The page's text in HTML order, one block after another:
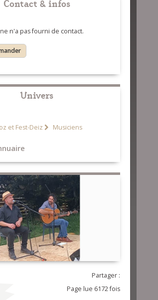
Contact & infos
n'a pas fourni de contact.
Univers
et Fest-Deiz Musiciens
Partager :
Page lue 6172 fois